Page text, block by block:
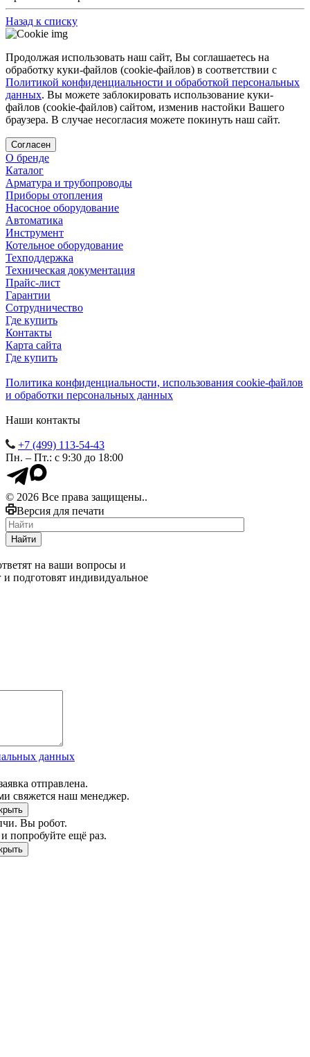
Назад к списку
Продолжая использовать наш сайт, Вы соглашаетесь на
обработку куки-файлов (cookie-файлов) в соответствии с
Политикой конфиденциальности и обработкой персональных
данных. Вы можете заблокировать использование куки-
файлов (cookie-файлов) сайтом, изменив настойки Вашего
браузера. В случае несогласия можете покинуть наш сайт.
Согласен
О бренде
Каталог
Арматура и трубопроводы
Приборы отопления
Насосное оборудование
Автоматика
Инструмент
Котельное оборудование
Техподдержка
Техническая документация
Прайс-лист
Гарантии
Сотрудничество
Где купить
Контакты
Карта сайта
Где купить
Политика конфиденциальности, использования сookie-файлов
и обработки персональных данных
Наши контакты
+7 (499) 113-54-43
Пн. – Пт.: с 9:30 до 18:00
© 2026 Все права защищены..
Версия для печати
Найти
на ваши вопросы и
и подготовят индивидуальное
данных
отправлена.
свяжется наш менеджер.
Вы робот.
попробуйте ещё раз.